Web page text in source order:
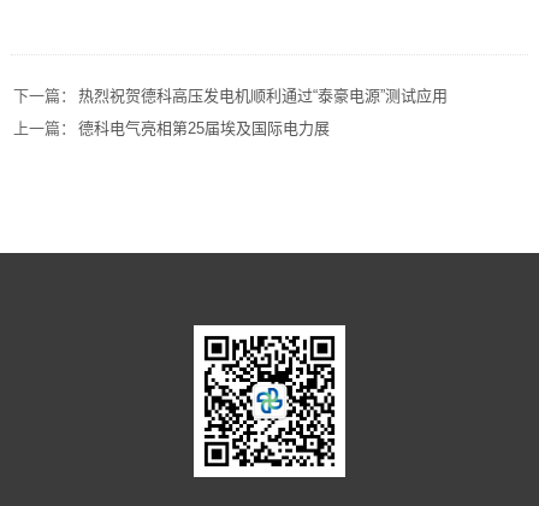
下一篇：
热烈祝贺德科高压发电机顺利通过“泰豪电源”测试应用
上一篇：
德科电气亮相第25届埃及国际电力展